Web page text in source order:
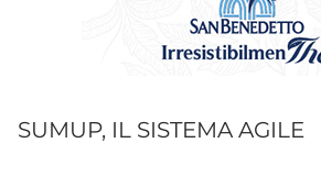
SUMUP, IL SISTEMA AGILE